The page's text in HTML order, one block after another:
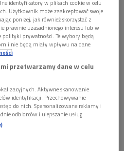
Monteverdiego.
introitu/toccatyDeus In
; w drugiej - psalmuDixit
motetuPulchra es
Dzieło pomnikowe, rewolucyjne,
z profanum, a dawna technika
i eksperymentom.
identyfikatory w plikach cookie w celu
Użytkownik może zaakceptować swoje
poniżej, jak również skorzystać z
prawnie uzasadnionego interesu lub w
prywatności. Te wybory będą
i nie będą miały wpływu na dane
przetwarzamy dane w celu
Aktywne skanowanie
identyfikacji. Przechowywanie
do nich. Spersonalizowane reklamy i
odbiorców i ulepszanie usług.